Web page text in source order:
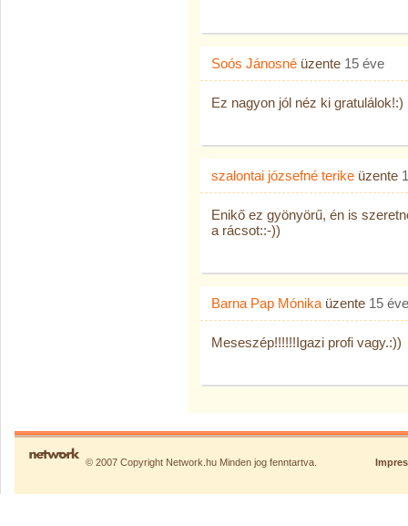
Soós Jánosné üzente 15 éve
Ez nagyon jól néz ki
szalontai józsefné terike üzente
Enikő ez gyönyörű, én is
a rácsot::-))
Barna Pap Mónika üzente 15 éve
Meseszép!!!!!!Igazi profi vagy.:))
© 2007 Copyright Network.hu Minden jog fenntartva.